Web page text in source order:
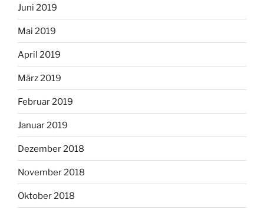
Juni 2019
Mai 2019
April 2019
März 2019
Februar 2019
Januar 2019
Dezember 2018
November 2018
Oktober 2018